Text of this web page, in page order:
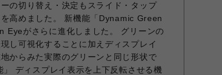
の切り替え・決定もスライド・タップ
高めました。 新機能「Dynamic Green
Eyeがさらに進化しました。 グリーンの
し可視化することに加えディスプレイ
からみた実際のグリーンと同じ形状で
ディスプレイ表示を上下反転させる機